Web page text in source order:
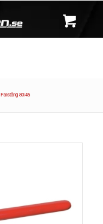
Falstång 80/45